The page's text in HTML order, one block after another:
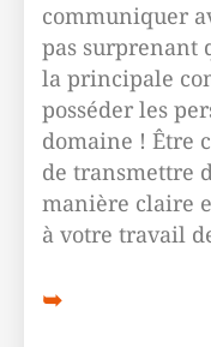
communiquer
pas surprenant
la principale
posséder les
domaine ! Être
de transmettre
manière claire
à votre travail